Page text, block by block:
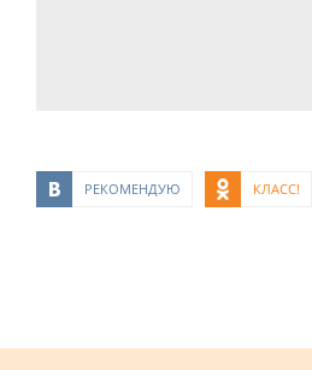
РЕКОМЕНДУЮ КЛАСС!